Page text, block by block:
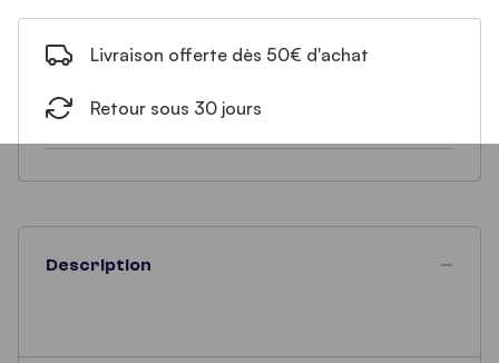
Livraison offerte dès 50€ d'achat
Retour sous 30 jours
Description